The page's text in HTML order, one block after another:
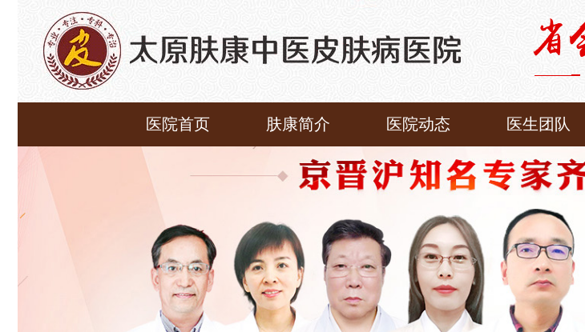
医院首页 肤康简介 医院动态 医生团队